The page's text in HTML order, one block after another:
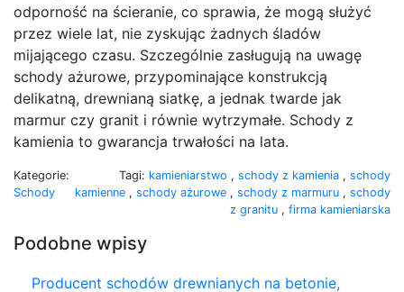
odporność na ścieranie, co sprawia, że mogą służyć
przez wiele lat, nie zyskując żadnych śladów
mijającego czasu. Szczególnie zasługują na uwagę
schody ażurowe, przypominające konstrukcją
delikatną, drewnianą siatkę, a jednak twarde jak
marmur czy granit i równie wytrzymałe. Schody z
kamienia to gwarancja trwałości na lata.
Kategorie:
Schody
Tagi: kamieniarstwo , schody z kamienia , schody
kamienne , schody ażurowe , schody z marmuru , schody
z granitu , firma kamieniarska
Podobne wpisy
Producent schodów drewnianych na betonie,